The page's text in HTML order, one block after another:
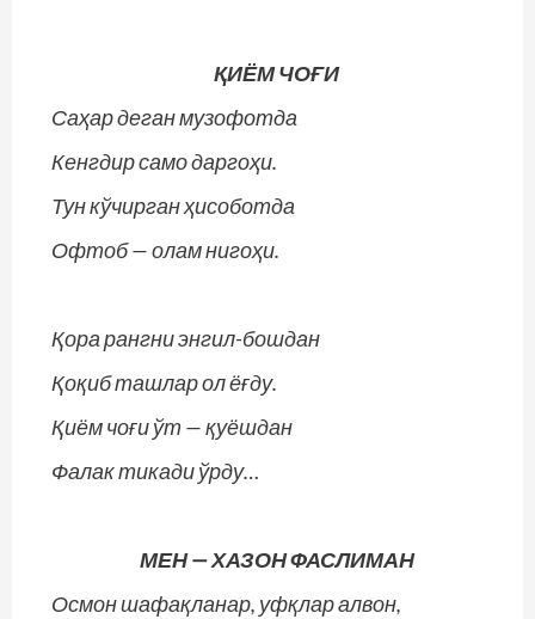
ҚИЁМ ЧОҒИ
Саҳар деган музофотда
Кенгдир само даргоҳи.
Тун кўчирган ҳисоботда
Офтоб — олам нигоҳи.
Қора рангни энгил-бошдан
Қоқиб ташлар ол ёғду.
Қиём чоғи ўт — қуёшдан
Фалак тикади ўрду…
МЕН — ХАЗОН ФАСЛИМАН
Осмон шафақланар, уфқлар алвон,